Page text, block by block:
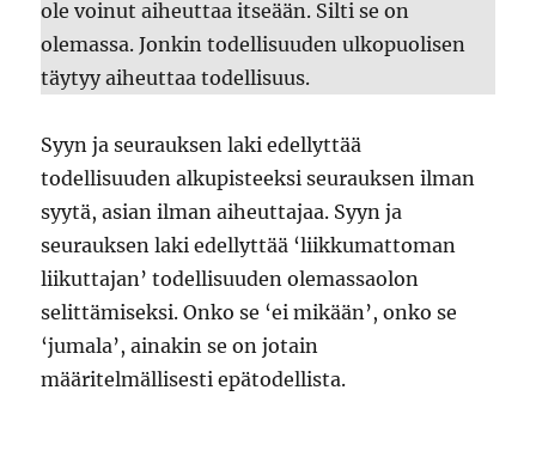
ole voinut aiheuttaa itseään. Silti se on
olemassa. Jonkin todellisuuden ulkopuolisen
täytyy aiheuttaa todellisuus.
Syyn ja seurauksen laki edellyttää
todellisuuden alkupisteeksi seurauksen ilman
syytä, asian ilman aiheuttajaa. Syyn ja
seurauksen laki edellyttää ‘liikkumattoman
liikuttajan’ todellisuuden olemassaolon
selittämiseksi. Onko se ‘ei mikään’, onko se
‘jumala’, ainakin se on jotain
määritelmällisesti epätodellista.